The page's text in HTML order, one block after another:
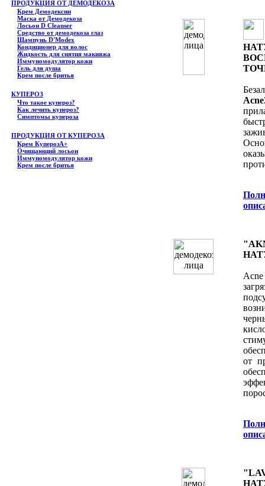
ПРОДУКЦИЯ ОТ ДЕМОДЕКОЗА
Крем Демодексин
Маска от Демодекоза
Лосьон D Cleanser
Средство от демодекоза глаз
Шампунь D'Modex
Кондиционер для волос
Жидкость для снятия макияжа
Иммуномодулятор кожи
Гель для душа
Крем после бритья
КУПЕРОЗ
Что такое купероз?
Как лечить купероз?
Симптомы купероза
ПРОДУКЦИЯ ОТ КУПЕРОЗА
Крем КуперозА+
Очищающий лосьон
Иммуномодулятор кожи
Крем после бритья
от